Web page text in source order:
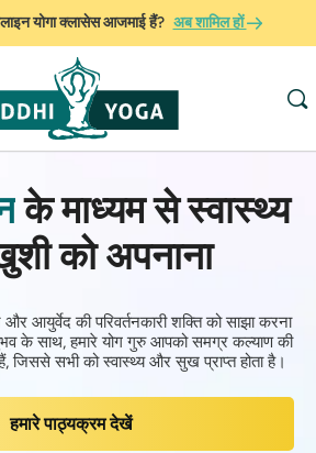
योगा क्लासेस आजमाई हैं? अब शामिल हों
के माध्यम से स्वास्थ्य
को अपनाना
और आयुर्वेद की परिवर्तनकारी शक्ति को साझा करना
के साथ, हमारे योग गुरु आपको समग्र कल्याण की
हैं, जिससे सभी को स्वास्थ्य और सुख प्राप्त होता है।
हमारे पाठ्यक्रम देखें